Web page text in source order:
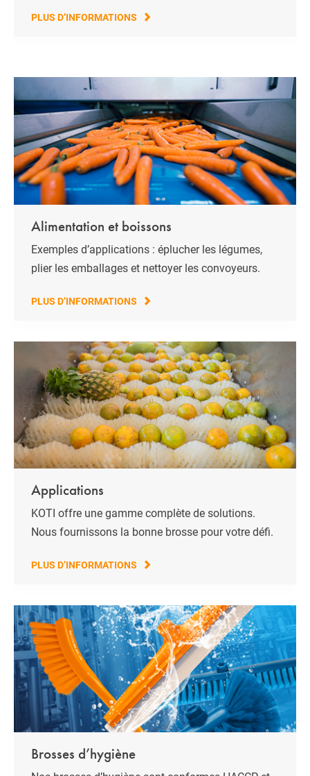
PLUS D’INFORMATIONS
Alimentation et boissons
Exemples d’applications : éplucher les légumes,
plier les emballages et nettoyer les convoyeurs.
PLUS D’INFORMATIONS
Applications
KOTI offre une gamme complète de solutions.
Nous fournissons la bonne brosse pour votre défi.
PLUS D’INFORMATIONS
Brosses d’hygiène